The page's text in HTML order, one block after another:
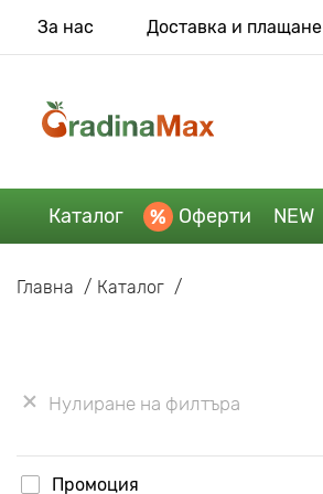
За нас Доставка и плащане
Каталог Оферти NEW
Главна Каталог
Нулиране на филтъра
Промоция